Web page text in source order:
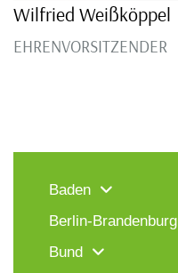
Wilfried Weißköppel
EHRENVORSITZENDER
Baden
Berlin-Brandenburg
Bund